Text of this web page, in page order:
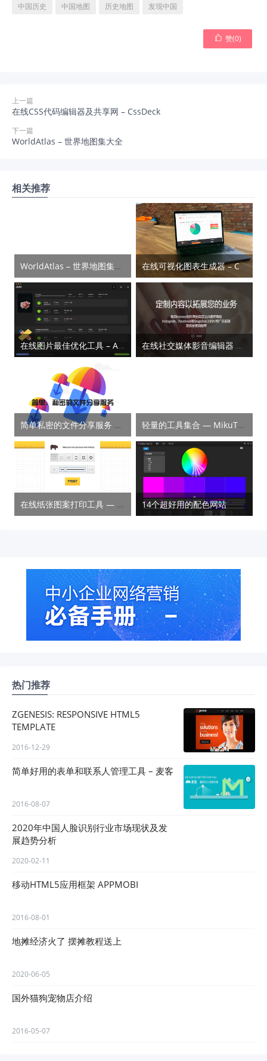
中国历史 中国地图 历史地图 发现中国
 赞(0)
上一篇
在线CSS代码编辑器及共享网 – CssDeck
下一篇
WorldAtlas – 世界地图集大全
相关推荐
WorldAtlas – 世界地图集大全 在线可视化图表生成器 – Charts Factory
在线图片最佳优化工具 – Assetizr 在线社交媒体影音编辑器 – Insense
简单私密的文件分享服务 — FireFox Send 轻量的工具集合 — MikuTools
在线纸张图案打印工具 — Gridzzly 14个超好用的配色网站
热门推荐
ZGENESIS: RESPONSIVE HTML5
TEMPLATE
2016-12-29
简单好用的表单和联系人管理工具 – 麦客
2016-08-07
2020年中国人脸识别行业市场现状及发
展趋势分析
2020-02-11
移动HTML5应用框架 APPMOBI
2016-08-01
地摊经济火了 摆摊教程送上
2020-06-05
国外猫狗宠物店介绍
2016-05-07